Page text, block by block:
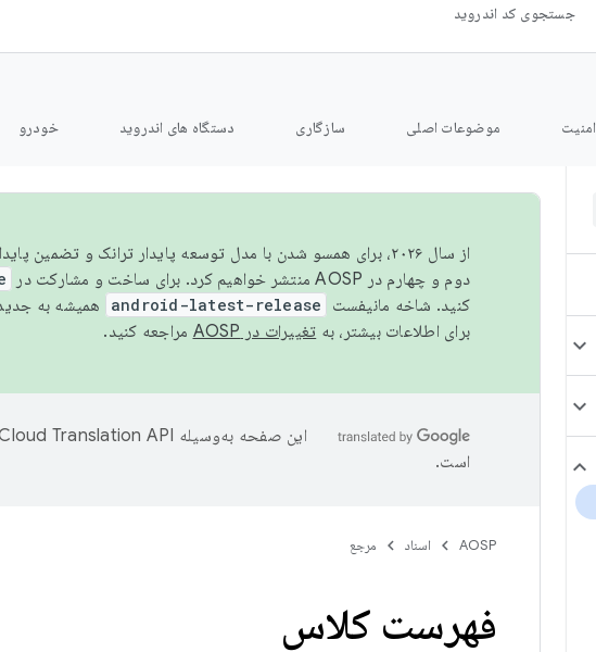
جستجوی کد اندروید
امنیت موضوعات اصلی سازگاری دستگاه های اندروید خودرو
از سال ۲۰۲۶، برای همسو شدن با مدل توسعه پایدار ترانک و
دوم و چهارم در AOSP منتشر خواهیم کرد. برای ساخت و مشارکت در AOSP،
کنید. شاخه مانیفست
android-latest-release
برای اطلاعات بیشتر، به تغییرات در AOSP مراجعه کنید.
این صفحه به‌وسیله
است.
AOSP اسناد مرجع
فهرست کلاس